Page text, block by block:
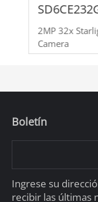
2MP 32x
Camera
Boletín
Ingrese su
recibir las últimas